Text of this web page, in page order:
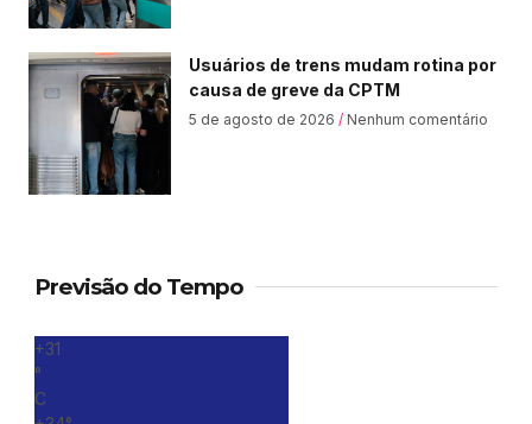
Usuários de trens mudam rotina por
causa de greve da CPTM
5 de agosto de 2026 Nenhum comentário
Previsão do Tempo
+31
°
C